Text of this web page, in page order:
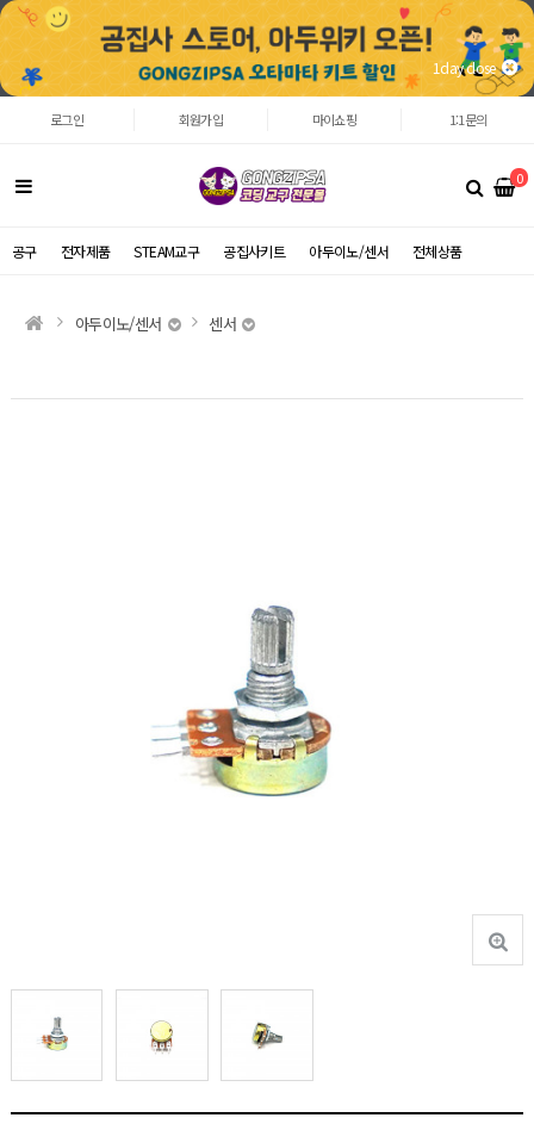
1day close
로그인 회원가입 마이쇼핑 1:1문의
0
공구 전자제품 STEAM교구 공집사키트 아두이노/센서 전체상품
아두이노/센서 센서